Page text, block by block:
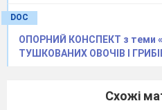
DOC
ОПОРНИЙ КОНСПЕКТ з теми
ТУШКОВАНИХ ОВОЧІВ І
Схожі